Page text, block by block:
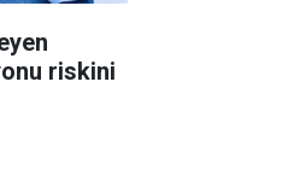
riskini